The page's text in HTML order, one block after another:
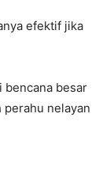
efektif jika
bencana besar
perahu nelayan